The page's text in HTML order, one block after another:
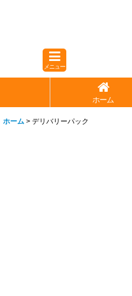
メニュー
ホーム
ホーム > デリバリーパック